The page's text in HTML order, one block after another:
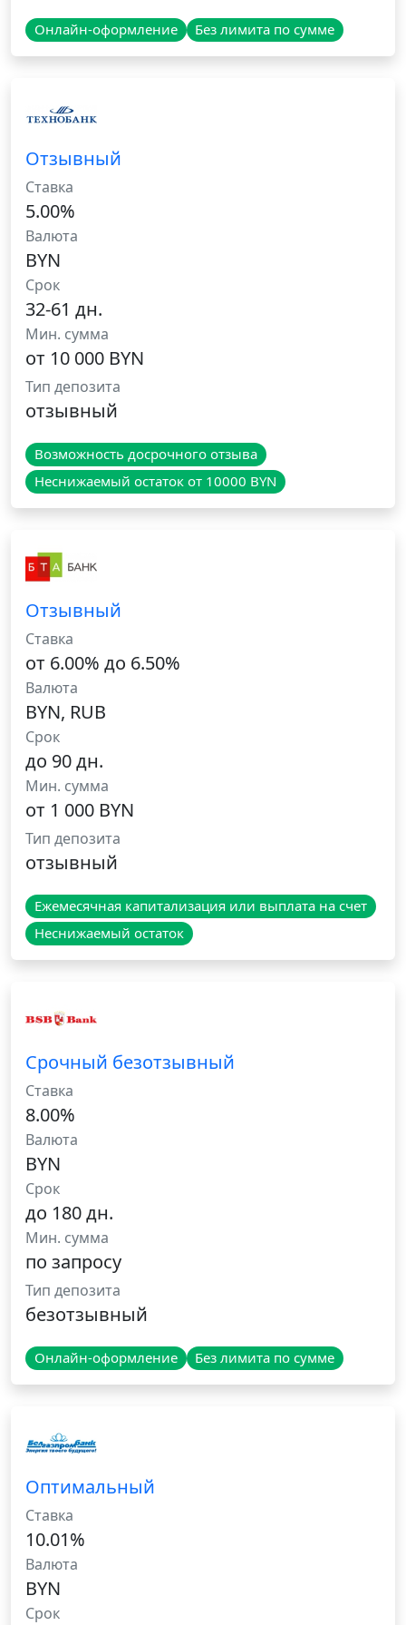
Онлайн-оформление Без лимита по сумме
Отзывный
Ставка
5.00%
Валюта
BYN
Срок
32-61 дн.
Мин. сумма
от 10 000 BYN
Тип депозита
отзывный
Возможность досрочного отзыва
Неснижаемый остаток от 10000 BYN
Отзывный
Ставка
от 6.00% до 6.50%
Валюта
BYN, RUB
Срок
до 90 дн.
Мин. сумма
от 1 000 BYN
Тип депозита
отзывный
Ежемесячная капитализация или выплата на счет
Неснижаемый остаток
Срочный безотзывный
Ставка
8.00%
Валюта
BYN
Срок
до 180 дн.
Мин. сумма
по запросу
Тип депозита
безотзывный
Онлайн-оформление Без лимита по сумме
Оптимальный
Ставка
10.01%
Валюта
BYN
Срок